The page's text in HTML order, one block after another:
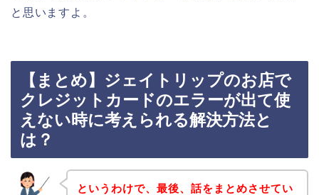
と思いますよ。
【まとめ】ジェイトリップのお店で
クレジットカードのエラーが出て使
えない時に考えられる解決方法と
は？
というわけで、最後、話をまとめさせてい